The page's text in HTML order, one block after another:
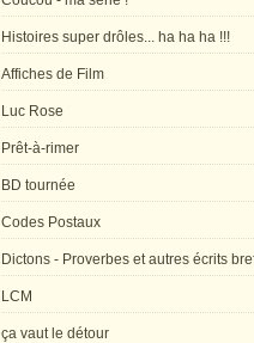
Histoires super drôles... ha ha ha !!!
Affiches de Film
Luc Rose
Prêt-à-rimer
BD tournée
Codes Postaux
Dictons - Proverbes et autres écrits
LCM
ça vaut le détour